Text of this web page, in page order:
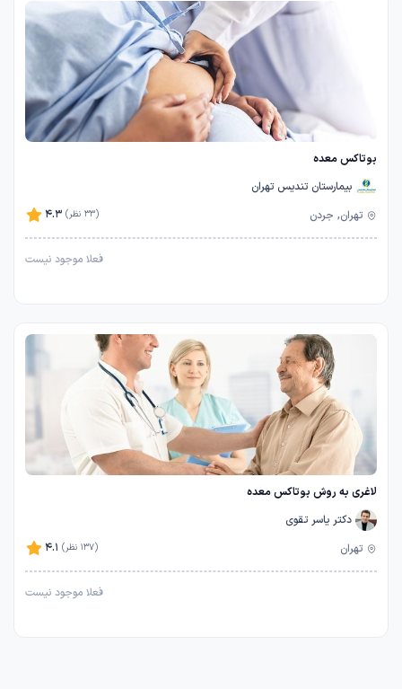
بوتاکس معده
بیمارستان تندیس تهران
4.3
(33 نظر) تهران, جردن
فعلا موجود نیست
لاغری به روش بوتاکس معده
دکتر یاسر تقوی
4.1
(137 نظر) تهران
فعلا موجود نیست